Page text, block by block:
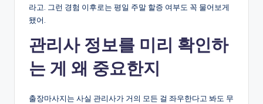
라고. 그런 경험 이후로는 평일 주말 할증 여부도 꼭 물어보게
됐어.
관리사 정보를 미리 확인하
는 게 왜 중요한지
출장마사지는 사실 관리사가 거의 모든 걸 좌우한다고 봐도 무